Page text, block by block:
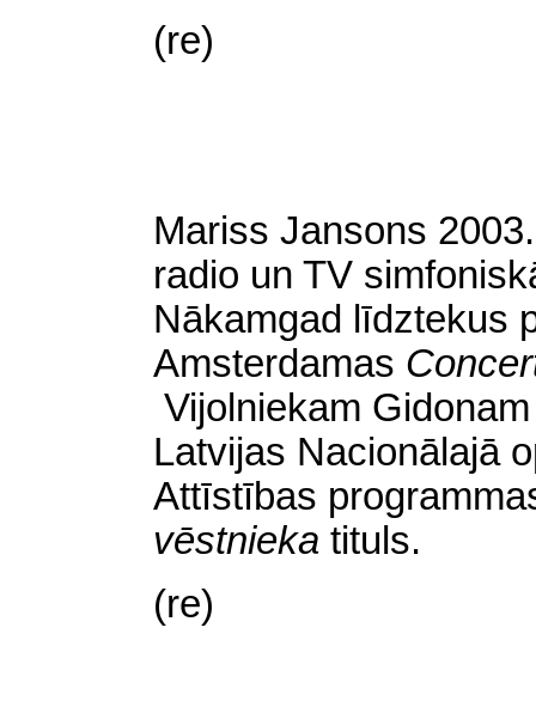
(re)
Mariss Jansons
radio un TV
Nākamgad līdztekus
Amsterdamas
Vijolniekam
Latvijas Nacionālajā
Attīstības
vēstnieka tituls.
(re)